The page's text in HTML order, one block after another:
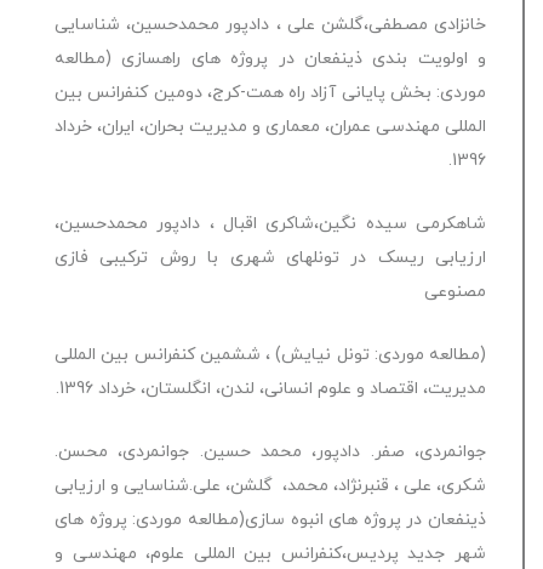
خانزادی مصطفی،گلشن علی ، دادپور محمدحسین، شناسایی
و اولویت بندی ذینفعان در پروژه های راهسازی (مطالعه
موردی: بخش پایانی آزاد راه همت-کرج، دومین کنفرانس بین
المللی مهندسی عمران، معماری و مدیریت بحران، ایران، خرداد
1396.
شاهکرمی سیده نگین،شاکری اقبال ، دادپور محمدحسین،
ارزیابی ریسک در تونلهای شهری با روش ترکیبی فازی
مصنوعی
(مطالعه موردی: تونل نیایش) ، ششمین کنفرانس بین المللی
مدیریت، اقتصاد و علوم انسانی، لندن، انگلستان، خرداد 1396.
جوانمردی، صفر. دادپور، محمد حسین. جوانمردی، محسن.
شکری، علی ، قنبرنژاد، محمد، گلشن، علی.شناسایی و ارزیابی
ذینفعان در پروژه های انبوه سازی(مطالعه موردی: پروژه های
شهر جدید پردیس،کنفرانس بین المللی علوم، مهندسی و